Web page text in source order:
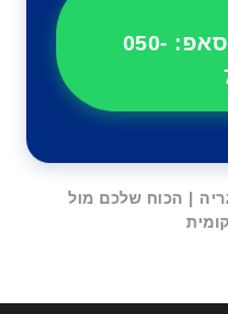
🛠️ דברו איתנו בווטסאפ: 050-
| הכוח שלכם מול